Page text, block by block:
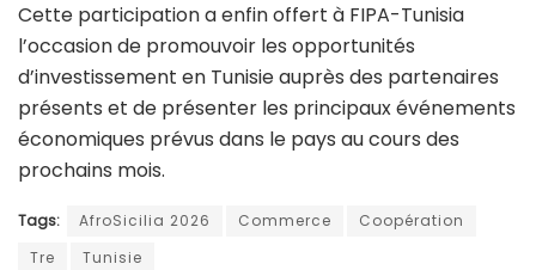
Cette participation a enfin offert à FIPA-Tunisia
l’occasion de promouvoir les opportunités
d’investissement en Tunisie auprès des partenaires
présents et de présenter les principaux événements
économiques prévus dans le pays au cours des
prochains mois.
Tags: AfroSicilia 2026 Commerce
Coopération
Tre
Tunisie